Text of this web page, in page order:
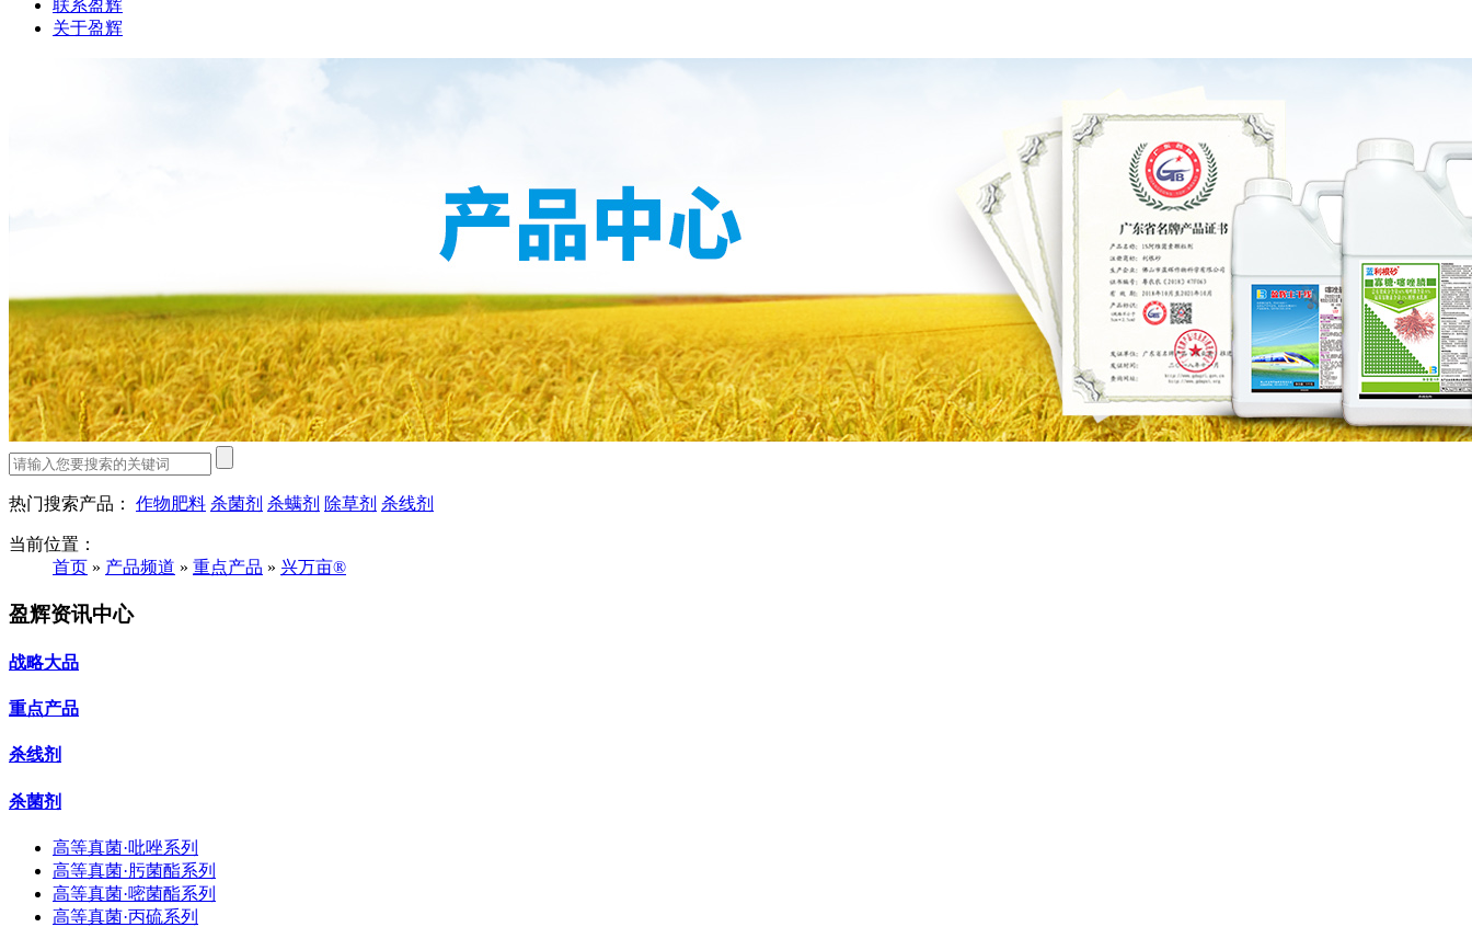
联系盈辉
关于盈辉
热门搜索产品： 作物肥料 杀菌剂 杀螨剂 除草剂 杀线剂
当前位置：
首页 » 产品频道 » 重点产品 » 兴万亩®
盈辉资讯中心
战略大品
重点产品
杀线剂
杀菌剂
高等真菌·吡唑系列
高等真菌·肟菌酯系列
高等真菌·嘧菌酯系列
高等真菌·丙硫系列